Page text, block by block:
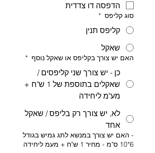
הדפסה דו צדדית
סוג קליפס *
קליפס תנין
שאקל
האם יש צורך בקליפס או שאקל נוסף *
כן - יש צורך שני קליפסים /
שאקלים בתוספת של 1 ש"ח +
מע"מ ליחידה
לא, יש צורך רק בליפס / שאקל
אחד
- האם יש צורך במנשא לתג גמיש בגודל
6*10 ס"מ - מחיר 1 ש"ח + מעמ ליחידה